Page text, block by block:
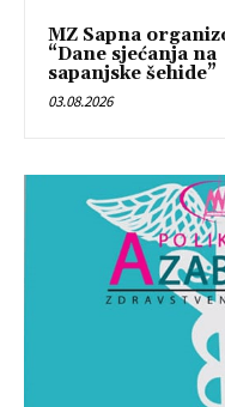
MZ Sapna
“Dane sjećanja na
sapanjske šehide”
03.08.2026